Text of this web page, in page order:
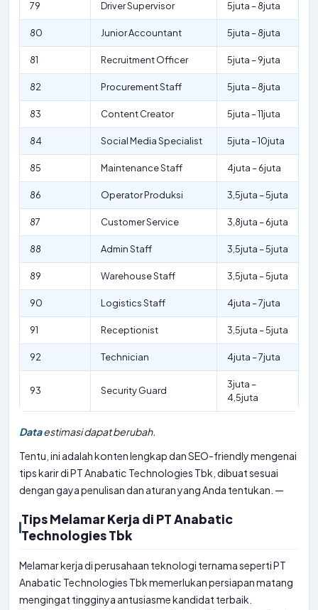
79 Driver Supervisor 5juta – 8juta
80 Junior Accountant 5juta – 8juta
81 Recruitment Officer 5juta – 9juta
82 Procurement Staff 5juta – 8juta
83 Content Creator 5juta – 11juta
84 Social Media Specialist 5juta – 10juta
85 Maintenance Staff 4juta – 6juta
86 Operator Produksi 3,5juta – 5juta
87 Customer Service 3,8juta – 6juta
88 Admin Staff 3,5juta – 5juta
89 Warehouse Staff 3,5juta – 5juta
90 Logistics Staff 4juta – 7juta
91 Receptionist 3,5juta – 5juta
92 Technician 4juta – 7juta
93 Security Guard
3juta –
4,5juta
Dataestimasi dapat berubah.
Tentu, ini adalah konten lengkap dan SEO-friendly mengenai
tips karir di PT Anabatic Technologies Tbk, dibuat sesuai
dengan gaya penulisan dan aturan yang Anda tentukan. —
Tips Melamar Kerja di PT Anabatic
Technologies Tbk
Melamar kerja di perusahaan teknologi ternama seperti PT
Anabatic Technologies Tbk memerlukan persiapan matang
mengingat tingginya antusiasme kandidat terbaik.